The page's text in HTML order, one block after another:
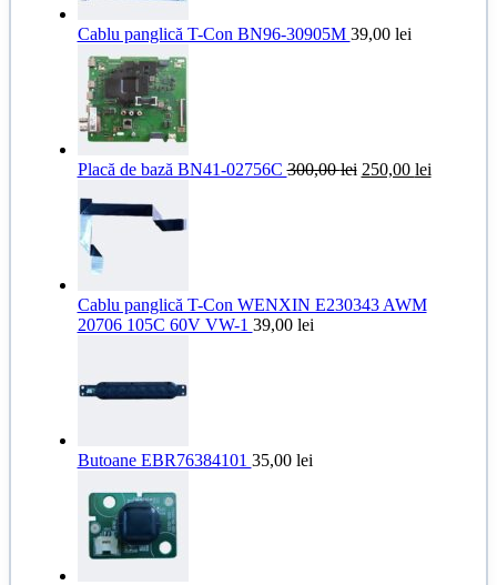
Cablu panglică T-Con BN96-30905M 39,00 lei
Placă de bază BN41-02756C300,00lei Prețul
250,00 leiPrețul
Cablu panglică T-Con WENXIN E230343 AWM
20706 105C 60V VW-1 39,00 lei
Butoane EBR76384101 35,00 lei